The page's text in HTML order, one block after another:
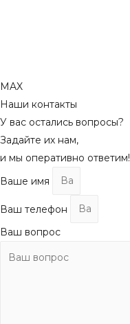
MAX
Наши контакты
У вас остались вопросы?
Задайте их нам,
и мы оперативно ответим!
Ваше имя
Ваш телефон
Ваш вопрос